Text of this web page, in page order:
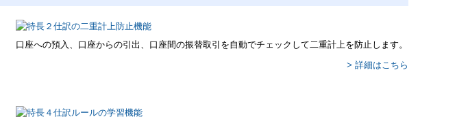
口座への預入、口座からの引出、口座間の振替取引を自動でチェックして二重計上を防止します。
> 詳細はこちら